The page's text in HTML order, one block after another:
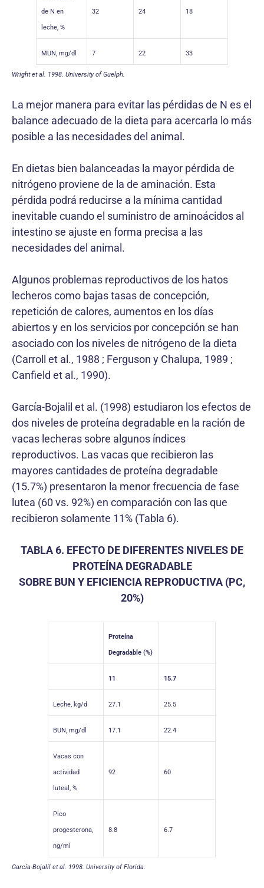
de N en
leche, %
32 24 18
MUN, mg/dl 7 22 33
Wright et al. 1998. University of Guelph.
La mejor manera para evitar las pérdidas de N es el
balance adecuado de la dieta para acercarla lo más
posible a las necesidades del animal.
En dietas bien balanceadas la mayor pérdida de
nitrógeno proviene de la de aminación. Esta
pérdida podrá reducirse a la mínima cantidad
inevitable cuando el suministro de aminoácidos al
intestino se ajuste en forma precisa a las
necesidades del animal.
Algunos problemas reproductivos de los hatos
lecheros como bajas tasas de concepción,
repetición de calores, aumentos en los días
abiertos y en los servicios por concepción se han
asociado con los niveles de nitrógeno de la dieta
(Carroll et al., 1988 ; Ferguson y Chalupa, 1989 ;
Canfield et al., 1990).
García-Bojalil et al. (1998) estudiaron los efectos de
dos niveles de proteína degradable en la ración de
vacas lecheras sobre algunos índices
reproductivos. Las vacas que recibieron las
mayores cantidades de proteína degradable
(15.7%) presentaron la menor frecuencia de fase
lutea (60 vs. 92%) en comparación con las que
recibieron solamente 11% (Tabla 6).
TABLA 6. EFECTO DE DIFERENTES NIVELES DE
PROTEÍNA DEGRADABLE
SOBRE BUN Y EFICIENCIA REPRODUCTIVA (PC,
20%)
Proteína
Degradable (%)
11 15.7
Leche, kg/d 27.1 25.5
BUN, mg/dl 17.1 22.4
Vacas con
actividad
luteal, %
92 60
Pico
progesterona,
ng/ml
8.8 6.7
García-Bojalil et al. 1998. University of Florida.